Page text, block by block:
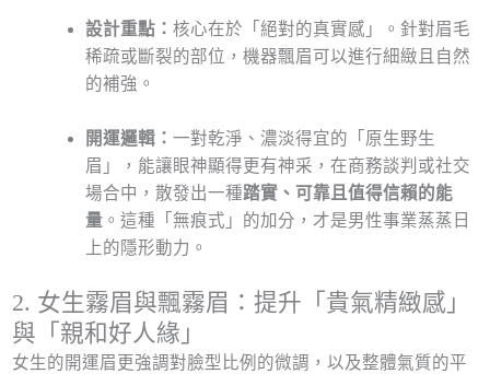
設計重點： 核心在於「絕對的真實感」。針對眉毛
稀疏或斷裂的部位，機器飄眉可以進行細緻且自然
的補強。
開運邏輯： 一對乾淨、濃淡得宜的「原生野生
眉」，能讓眼神顯得更有神采，在商務談判或社交
場合中，散發出一種踏實、可靠且值得信賴的能
量。這種「無痕式」的加分，才是男性事業蒸蒸日
上的隱形動力。
2. 女生霧眉與飄霧眉：提升「貴氣精緻感」
與「親和好人緣」
女生的開運眉更強調對臉型比例的微調，以及整體氣質的平